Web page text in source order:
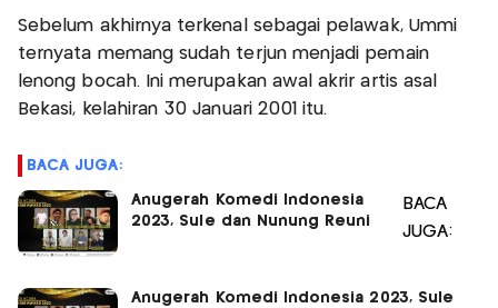
Sebelum akhirnya terkenal sebagai pelawak, Ummi
ternyata memang sudah terjun menjadi pemain
lenong bocah. Ini merupakan awal akrir artis asal
Bekasi, kelahiran 30 Januari 2001 itu.
BACA JUGA:
Anugerah Komedi Indonesia
2023, Sule dan Nunung Reuni
BACA
JUGA:
Anugerah Komedi Indonesia 2023, Sule